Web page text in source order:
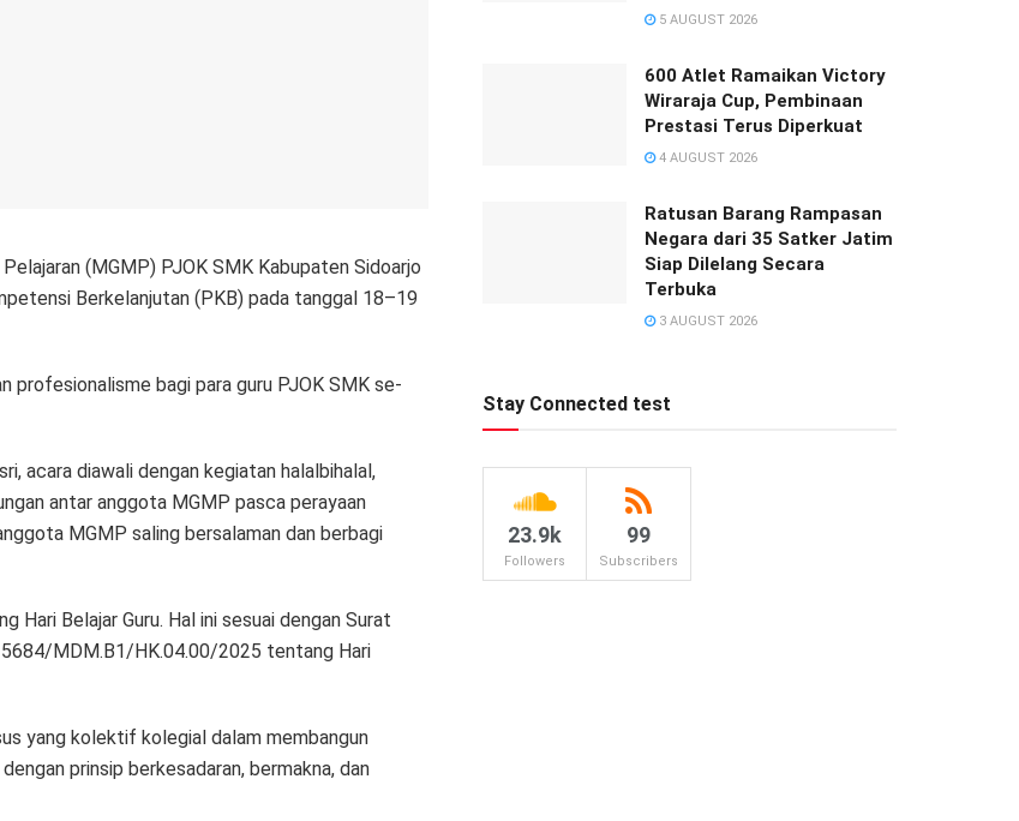
(MGMP) PJOK SMK Kabupaten Sidoarjo
Berkelanjutan (PKB) pada tanggal 18–19
profesionalisme bagi para guru PJOK SMK se-
acara diawali dengan kegiatan halalbihalal,
antar anggota MGMP pasca perayaan
MGMP saling bersalaman dan berbagi
Hari Belajar Guru. Hal ini sesuai dengan Surat
5684/MDM.B1/HK.04.00/2025 tentang Hari
yang kolektif kolegial dalam membangun
prinsip berkesadaran, bermakna, dan
5 AUGUST 2026
600 Atlet Ramaikan Victory
Wiraraja Cup, Pembinaan
Prestasi Terus Diperkuat
4 AUGUST 2026
Ratusan Barang Rampasan
Negara dari 35 Satker Jatim
Siap Dilelang Secara
Terbuka
3 AUGUST 2026
Stay Connected test
23.9k
Followers
99
Subscribers